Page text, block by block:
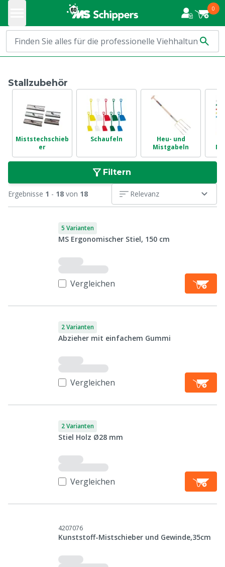
0
Stallzubehör
Miststechschieb
er
Schaufeln
Heu- und
Mistgabeln
Filtern
Ergebnisse 1 - 18 von 18 Relevanz
5 Varianten
MS Ergonomischer Stiel, 150 cm
Vergleichen
2 Varianten
Abzieher mit einfachem Gummi
Vergleichen
2 Varianten
Stiel Holz Ø28 mm
Vergleichen
4207076
Kunststoff-Mistschieber und Gewinde,35cm